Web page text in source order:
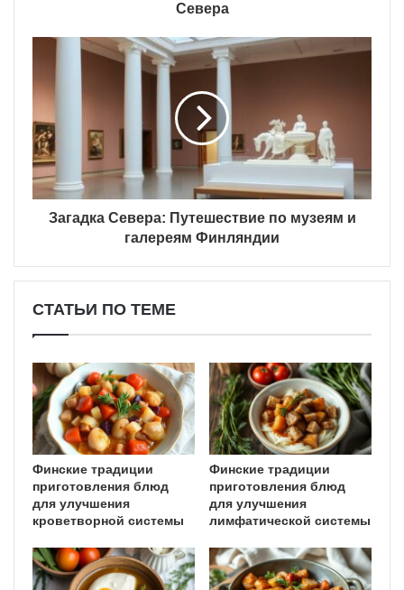
Севера
Загадка Севера: Путешествие по музеям и
галереям Финляндии
СТАТЬИ ПО ТЕМЕ
Финские традиции
приготовления блюд
для улучшения
кроветворной системы
Финские традиции
приготовления блюд
для улучшения
лимфатической системы